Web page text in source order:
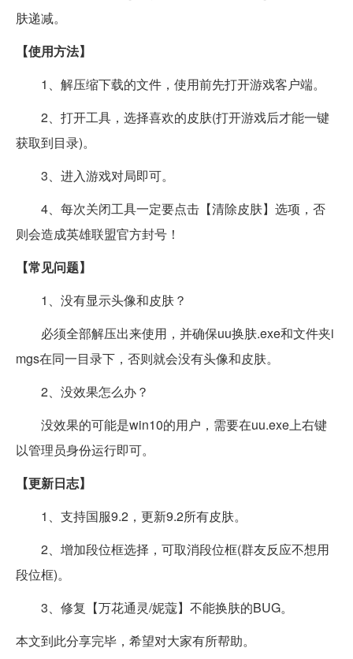
肤递减。
【使用方法】
1、解压缩下载的文件，使用前先打开游戏客户端。
2、打开工具，选择喜欢的皮肤(打开游戏后才能一键
获取到目录)。
3、进入游戏对局即可。
4、每次关闭工具一定要点击【清除皮肤】选项，否
则会造成英雄联盟官方封号！
【常见问题】
1、没有显示头像和皮肤？
必须全部解压出来使用，并确保uu换肤.exe和文件夹i
mgs在同一目录下，否则就会没有头像和皮肤。
2、没效果怎么办？
没效果的可能是win10的用户，需要在uu.exe上右键
以管理员身份运行即可。
【更新日志】
1、支持国服9.2，更新9.2所有皮肤。
2、增加段位框选择，可取消段位框(群友反应不想用
段位框)。
3、修复【万花通灵/妮蔻】不能换肤的BUG。
本文到此分享完毕，希望对大家有所帮助。